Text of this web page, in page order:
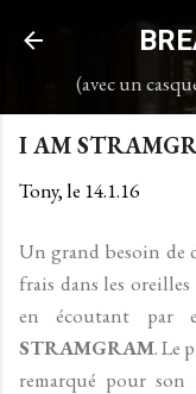
(avec un
I AM
Tony, le 14.1.16
Un grand besoin de
frais dans les
en écoutant par
STRAMGRAM. Le
remarqué pour